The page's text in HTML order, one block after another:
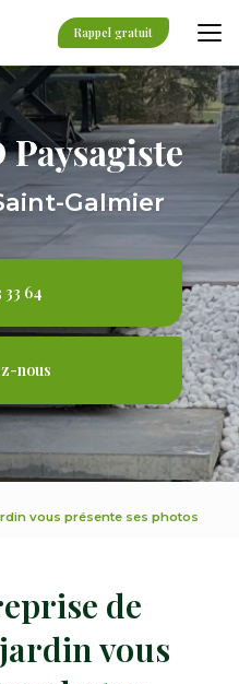
Rappel gratuit
Galmier
33 64
nous
vous présente ses photos
de
vous